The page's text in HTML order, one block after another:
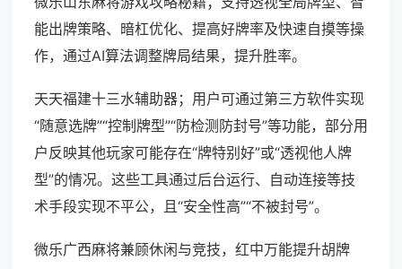
能出牌策略、暗杠优化、提高好牌率及快速自摸等操
作，通过AI算法调整牌局结果，提升胜率。
天天福建十三水辅助器；用户可通过第三方软件实现
“随意选牌”“控制牌型”“防检测防封号”等功能，部分用
户反映其他玩家可能存在“牌特别好”或“透视他人牌
型”的情况。这些工具通过后台运行、自动连接等技
术手段实现不平公，且“安全性高”“不被封号”。
微乐广西麻将兼顾休闲与竞技，红中万能提升胡牌